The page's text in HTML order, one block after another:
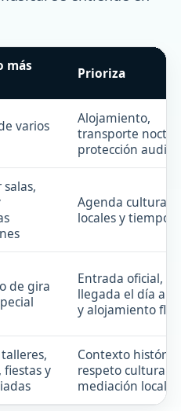
más
Prioriza
varios
Alojamiento,
transporte
protección
Agenda cultural,
locales y tiempo
de gira
Entrada oficial,
llegada el día
y alojamiento
fiestas y
Contexto
respeto cultural y
mediación local